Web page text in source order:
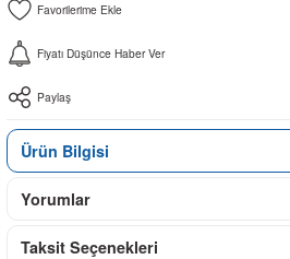
Fiyatı Düşünce Haber Ver
Paylaş
Ürün Bilgisi
Yorumlar
Taksit Seçenekleri